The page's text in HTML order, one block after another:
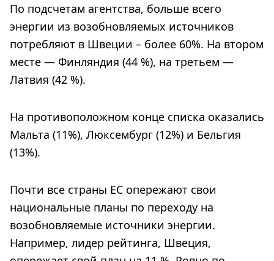
По подсчетам агентства, больше всего
энергии из возобновляемых источников
потребляют в Швеции – более 60%. На втором
месте — Финляндия (44 %), на третьем —
Латвия (42 %).
На противоположном конце списка оказались
Мальта (11%), Люксембург (12%) и Бельгия
(13%).
Почти все страны ЕС опережают свои
национальные планы по переходу на
возобновляемые источники энергии.
Например, лидер рейтинга, Швеция,